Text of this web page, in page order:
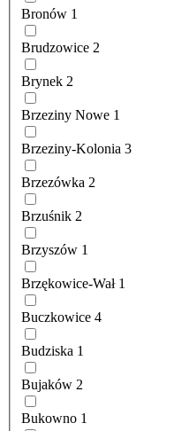
Bronów 1
Brudzowice 2
Brynek 2
Brzeziny Nowe 1
Brzeziny-Kolonia 3
Brzezówka 2
Brzuśnik 2
Brzyszów 1
Brzękowice-Wał 1
Buczkowice 4
Budziska 1
Bujaków 2
Bukowno 1